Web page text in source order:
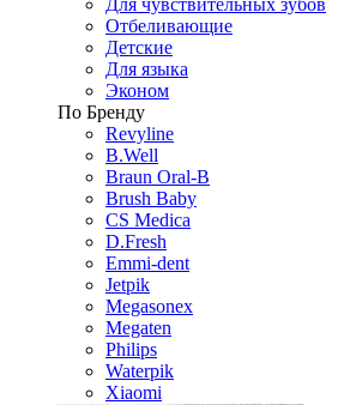
Для чувствительных зубов
Отбеливающие
Детские
Для языка
Эконом
По Бренду
Revyline
B.Well
Braun Oral-B
Brush Baby
CS Medica
D.Fresh
Emmi-dent
Jetpik
Megasonex
Megaten
Philips
Waterpik
Xiaomi